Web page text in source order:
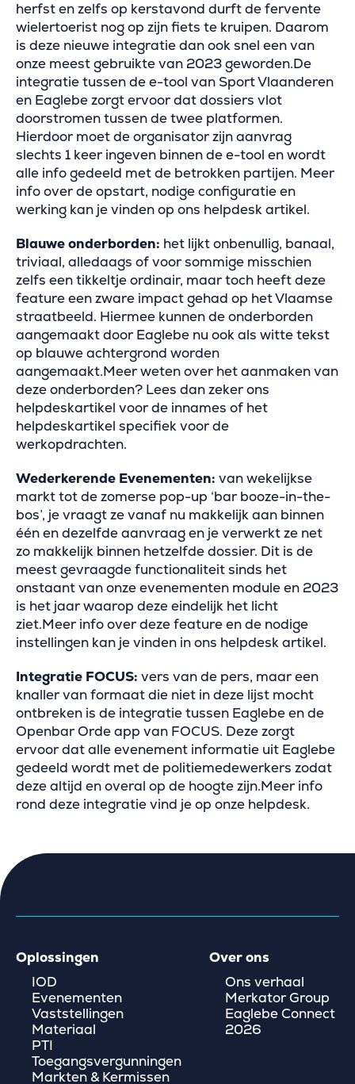
herfst en zelfs op kerstavond durft de fervente
wielertoerist nog op zijn fiets te kruipen. Daarom
is deze nieuwe integratie dan ook snel een van
onze meest gebruikte van 2023 geworden.De
integratie tussen de e-tool van Sport Vlaanderen
en Eaglebe zorgt ervoor dat dossiers vlot
doorstromen tussen de twee platformen.
Hierdoor moet de organisator zijn aanvrag
slechts 1 keer ingeven binnen de e-tool en wordt
alle info gedeeld met de betrokken partijen. Meer
info over de opstart, nodige configuratie en
werking kan je vinden op ons helpdesk artikel.
Blauwe onderborden: het lijkt onbenullig, banaal,
triviaal, alledaags of voor sommige misschien
zelfs een tikkeltje ordinair, maar toch heeft deze
feature een zware impact gehad op het Vlaamse
straatbeeld. Hiermee kunnen de onderborden
aangemaakt door Eaglebe nu ook als witte tekst
op blauwe achtergrond worden
aangemaakt.Meer weten over het aanmaken van
deze onderborden? Lees dan zeker ons
helpdeskartikel voor de innames of het
helpdeskartikel specifiek voor de
werkopdrachten.
Wederkerende Evenementen: van wekelijkse
markt tot de zomerse pop-up ‘bar booze-in-the-
bos’, je vraagt ze vanaf nu makkelijk aan binnen
één en dezelfde aanvraag en je verwerkt ze net
zo makkelijk binnen hetzelfde dossier. Dit is de
meest gevraagde functionaliteit sinds het
onstaant van onze evenementen module en 2023
is het jaar waarop deze eindelijk het licht
ziet.Meer info over deze feature en de nodige
instellingen kan je vinden in ons helpdesk artikel.
Integratie FOCUS: vers van de pers, maar een
knaller van formaat die niet in deze lijst mocht
ontbreken is de integratie tussen Eaglebe en de
Openbar Orde app van FOCUS. Deze zorgt
ervoor dat alle evenement informatie uit Eaglebe
gedeeld wordt met de politiemedewerkers zodat
deze altijd en overal op de hoogte zijn.Meer info
rond deze integratie vind je op onze helpdesk.
Oplossingen
IOD
Evenementen
Vaststellingen
Materiaal
PTI
Toegangsvergunningen
Markten & Kermissen
Over ons
Ons verhaal
Merkator Group
Eaglebe Connect
2026